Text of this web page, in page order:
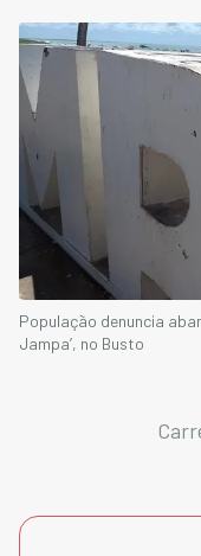
População denuncia
Jampa’, no Busto